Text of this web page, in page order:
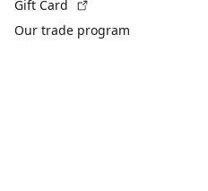
Gift Card
Our trade program